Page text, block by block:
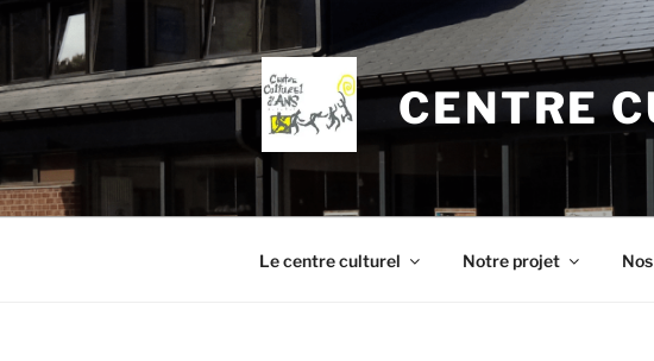
contenu
principal
CENTRE
Le centre culturel Notre projet